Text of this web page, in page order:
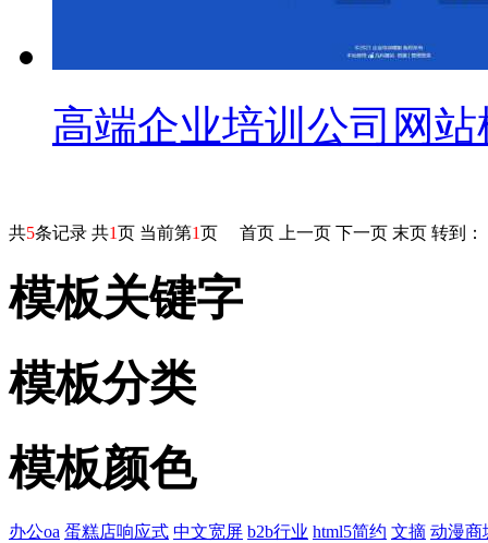
高端企业培训公司网站
共5条记录 共1页 当前第1页 首页 上一页 下一页 末页 转到：
模板关键字
模板分类
模板颜色
办公oa 蛋糕店响应式 中文宽屏 b2b行业 html5简约 文摘 动漫商